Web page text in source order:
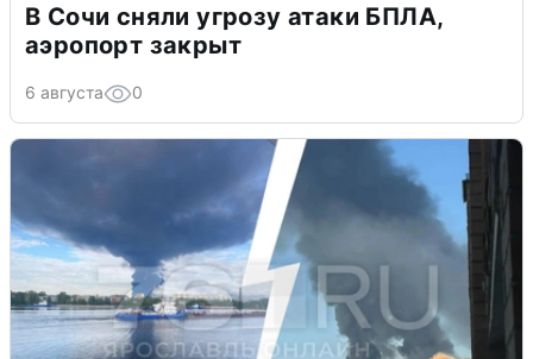
В Сочи сняли угрозу атаки БПЛА,
аэропорт закрыт
6 августа 0